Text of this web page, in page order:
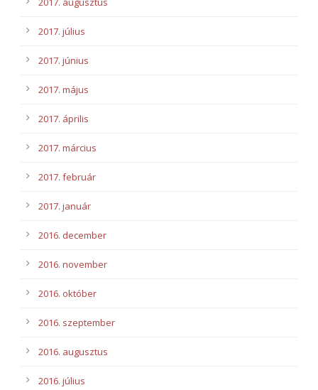
2017. július
2017. június
2017. május
2017. április
2017. március
2017. február
2017. január
2016. december
2016. november
2016. október
2016. szeptember
2016. augusztus
2016. július